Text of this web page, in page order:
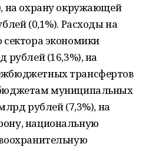
на охрану окружающей
(0,1%). Расходы на
сектора экономики
рублей (16,3%), на
трансфертов
муниципальных
рублей (7,3%), на
национальную